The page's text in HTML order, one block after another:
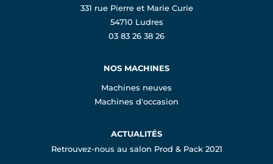
331 rue Pierre et Marie Curie
54710 Ludres
03 83 26 38 26
NOS MACHINES
Machines neuves
Machines d'occasion
ACTUALITÉS
Retrouvez-nous au salon Prod & Pack 2021